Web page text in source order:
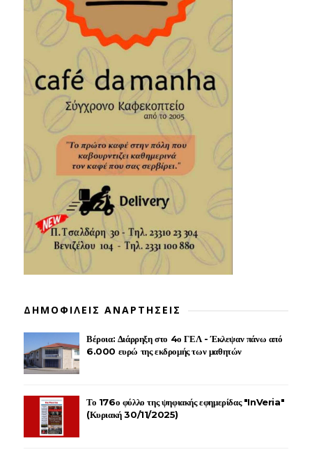
ΔΗΜΟΦΙΛΕΙΣ ΑΝΑΡΤΗΣΕΙΣ
Βέροια: Διάρρηξη στο 4ο ΓΕΛ - Έκλεψαν πάνω από
6.000 ευρώ της εκδρομής των μαθητών
Το 176ο φύλλο της ψηφιακής εφημερίδας "InVeria"
(Κυριακή 30/11/2025)